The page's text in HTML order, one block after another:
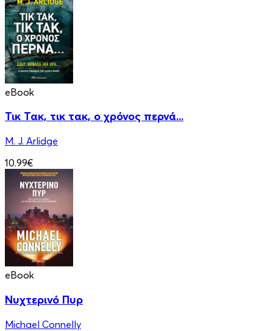
eBook
Τικ Τακ, τικ τακ, ο χρόνος περνά...
M. J. Arlidge
10.99€
eBook
Νυχτερινό Πυρ
Michael Connelly